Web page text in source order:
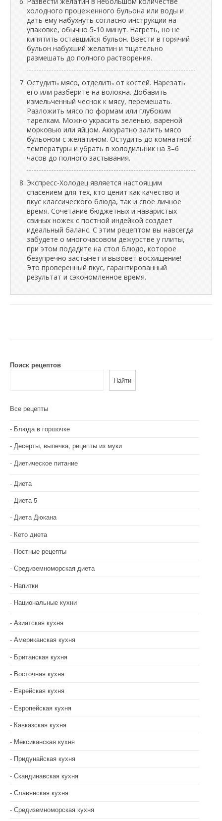
холодного процеженного бульона или воды и
дать ему набухнуть согласно инструкции на
упаковке, обычно 5-10 минут. Нагреть, но не
кипятить оставшийся бульон. Ввести в горячий
бульон набухший желатин и тщательно
размешать до полного растворения.
Остудить мясо, отделить от костей. Нарезать
его или разберите на волокна. Добавить
измельченный чеснок к мясу, перемешать.
Разложить мясо по формам или глубоким
тарелкам. Можно украсить зеленью, вареной
морковью или яйцом. Аккуратно залить мясо
бульоном с желатином. Остудить до комнатной
температуры и убрать в холодильник на 3–6
часов до полного застывания.
Экспресс-Холодец является настоящим
спасением для тех, кто ценит как качество и
вкус классического блюда, так и свое личное
время. Сочетание бюджетных и наваристых
свиных ножек с постной индейкой создает
идеальный баланс. С этим рецептом вы навсегда
забудете о многочасовом дежурстве у плиты,
при этом подадите на стол блюдо, которое
безупречно застынет и вызовет восхищение!
Это проверенный вкус, гарантированный
результат и сэкономленное время.
Поиск рецептов
Найти
Все рецепты
Блюда в горшочке
Десерты, выпечка, рецепты из муки
Диетическое питание
Диета
Диета 5
Диета Дюкана
Кето диета
Постные рецепты
Средиземноморская диета
Напитки
Национальные кухни
Азиатская кухня
Американская кухня
Британская кухня
Восточная кухня
Еврейская кухня
Европейская кухня
Кавказская кухня
Мексиканская кухня
Придунайская кухня
Скандинавская кухня
Славянская кухня
Средиземноморская кухня